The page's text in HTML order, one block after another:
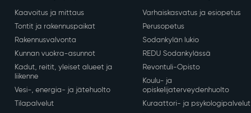
Kaavoitus ja mittaus
Tontit ja rakennuspaikat
Rakennusvalvonta
Kunnan vuokra-asunnot
Kadut, reitit, yleiset alueet ja
liikenne
Vesi-, energia- ja jätehuolto
Tilapalvelut
Varhaiskasvatus ja esiopetus
Perusopetus
Sodankylän lukio
REDU Sodankylässä
Revontuli-Opisto
Koulu- ja
opiskelijaterveydenhuolto
Kuraattori- ja psykologipalvelut